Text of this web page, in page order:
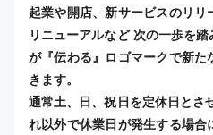
起業や開店、新サービスのリ
リニューアルなど 次の一歩を
が『伝わる』ロゴマークで新
きます。
通常土、日、祝日を定休日とさ
れ以外で休業日が発生する場合